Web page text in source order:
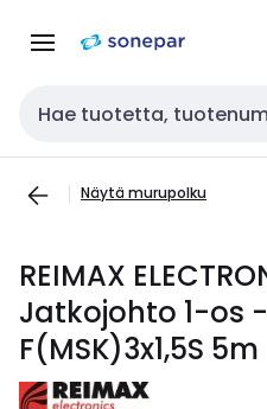
navigointiinsisältöön
Haku
Näytä murupolku
REIMAX
Jatkojohto 1-os
F(MSK)3x1,5S 5m